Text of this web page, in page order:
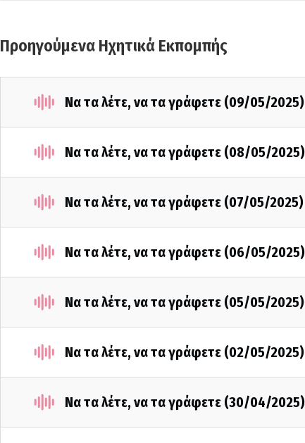
Προηγούμενα Ηχητικά Εκπομπής
Να τα λέτε, να τα γράφετε (09/05/2025)
Να τα λέτε, να τα γράφετε (08/05/2025)
Να τα λέτε, να τα γράφετε (07/05/2025)
Να τα λέτε, να τα γράφετε (06/05/2025)
Να τα λέτε, να τα γράφετε (05/05/2025)
Να τα λέτε, να τα γράφετε (02/05/2025)
Να τα λέτε, να τα γράφετε (30/04/2025)